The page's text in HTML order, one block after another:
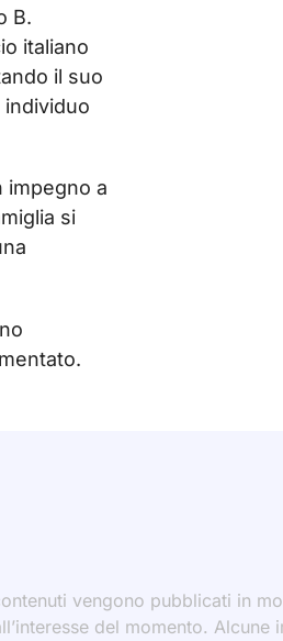
B.
italiano
il suo
impegno a
si
vengono pubblicati in
del momento. Alcune